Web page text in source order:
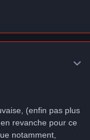
(enfin pas plus
revanche pour ce
notamment,